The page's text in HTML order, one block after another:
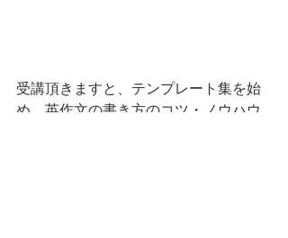
受講頂きますと、テンプレート集を始
め、英作文の書き方のコツ・ノウハウ